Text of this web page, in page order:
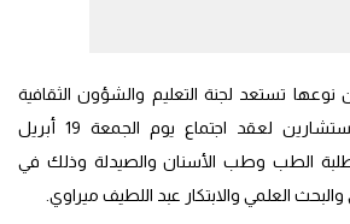
تستعد لجنة التعليم والشؤون الثقافية
والاحتماعية بمجلس المستشارين لعقد اجتماع يوم الجمعة 19 أبريل
طلبة الطب وطب الأسنان والصيدلة وذلك في
والبحث العلمي والابتكار عبد اللطيف ميراوي.